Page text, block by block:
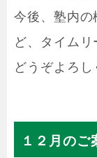
今後、塾内の
ど、タイムリ
どうぞよろし
１２月のご